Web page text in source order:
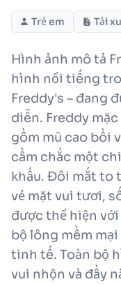
Trẻ em Tải
Hình ảnh mô tả
hình nổi tiếng
Freddy's – đang
diễn. Freddy
gồm mũ cao bồi
cầm chắc một
khấu. Đôi mắt to
vẻ mặt vui tươi,
được thể hiện
bộ lông mềm
tinh tế. Toàn bộ
vui nhộn và đầy